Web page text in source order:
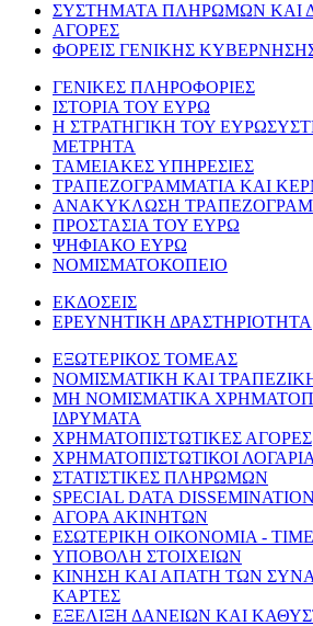
ΣΥΣΤΗΜΑΤΑ ΠΛΗΡΩΜΩΝ ΚΑΙ
ΑΓΟΡΕΣ
ΦΟΡΕΙΣ ΓΕΝΙΚΗΣ
ΓΕΝΙΚΕΣ ΠΛΗΡΟΦΟΡΙΕΣ
ΙΣΤΟΡΙΑ ΤΟΥ ΕΥΡΩ
Η ΣΤΡΑΤΗΓΙΚΗ ΤΟΥ
ΜΕΤΡΗΤΑ
ΤΑΜΕΙΑΚΕΣ ΥΠΗΡΕΣΙΕΣ
ΤΡΑΠΕΖΟΓΡΑΜΜΑΤΙΑ ΚΑΙ
ΑΝΑΚΥΚΛΩΣΗ
ΠΡΟΣΤΑΣΙΑ ΤΟΥ ΕΥΡΩ
ΨΗΦΙΑΚΟ ΕΥΡΩ
ΝΟΜΙΣΜΑΤΟΚΟΠΕΙΟ
ΕΚΔΟΣΕΙΣ
ΕΡΕΥΝΗΤΙΚΗ ΔΡΑΣΤΗΡΙΟΤΗΤΑ
ΕΞΩΤΕΡΙΚΟΣ ΤΟΜΕΑΣ
ΝΟΜΙΣΜΑΤΙΚΗ ΚΑΙ
ΜΗ ΝΟΜΙΣΜΑΤΙΚΑ
ΙΔΡΥΜΑΤΑ
ΧΡΗΜΑΤΟΠΙΣΤΩΤΙΚΕΣ ΑΓΟΡΕΣ
ΧΡΗΜΑΤΟΠΙΣΤΩΤΙΚΟΙ
ΣΤΑΤΙΣΤΙΚΕΣ ΠΛΗΡΩΜΩΝ
SPECIAL DATA
ΑΓΟΡΑ ΑΚΙΝΗΤΩΝ
ΕΣΩΤΕΡΙΚΗ ΟΙΚΟΝΟΜΙΑ -
ΥΠΟΒΟΛΗ ΣΤΟΙΧΕΙΩΝ
ΚΙΝΗΣΗ ΚΑΙ ΑΠΑΤΗ ΤΩΝ
ΚΑΡΤΕΣ
ΕΞΕΛΙΞΗ ΔΑΝΕΙΩΝ ΚΑΙ